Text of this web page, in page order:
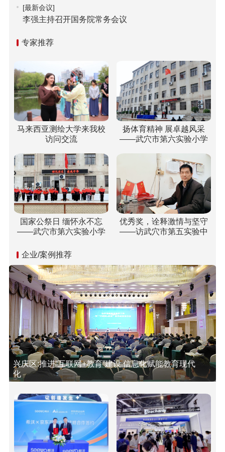
[最新会议]
李强主持召开国务院常务会议
专家推荐
马来西亚测绘大学来我校
访问交流
扬体育精神 展卓越风采
——武穴市第六实验小学
园！
国家公祭日 缅怀永不忘
——武穴市第六实验小学
优秀奖，诠释激情与坚守
——访武穴市第五实验中
企业/案例推荐
兴庆区:推进“互联网+教育”建设 信息化赋能教育现代
化